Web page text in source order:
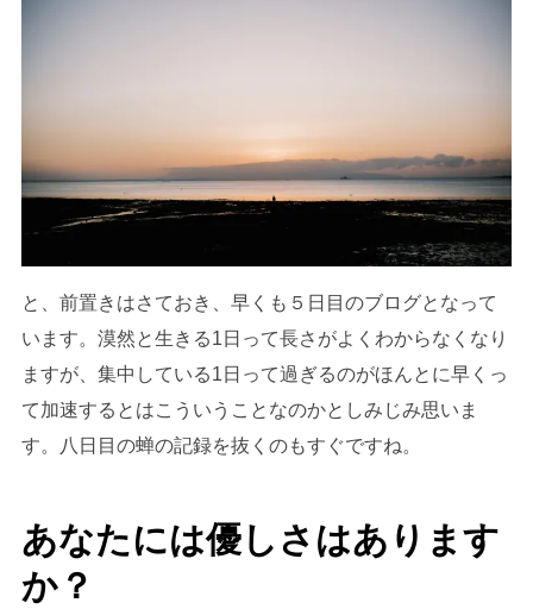
と、前置きはさておき、早くも５日目のブログとなって
います。漠然と生きる1日って長さがよくわからなくなり
ますが、集中している1日って過ぎるのがほんとに早くっ
て加速するとはこういうことなのかとしみじみ思いま
す。八日目の蝉の記録を抜くのもすぐですね。
あなたには優しさはあります
か？